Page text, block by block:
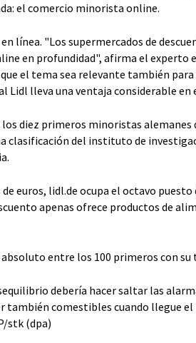
el comercio minorista online.
línea. "Los supermercados de
en profundidad", afirma el experto
el tema sea relevante también para
Lidl lleva una ventaja considerable en
diez primeros minoristas alemanes
clasificación del instituto de
euros, lidl.de ocupa el octavo puesto
apenas ofrece productos de
entre los 100 primeros con su
debería hacer saltar las
también comestibles cuando llegue
stk (dpa)